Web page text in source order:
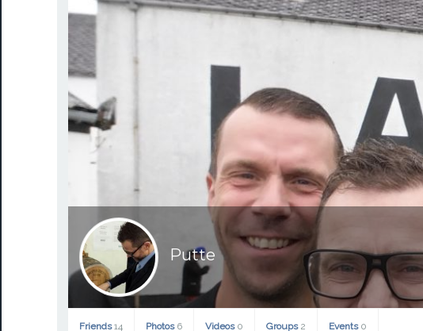
Putte
Friends14 Photos 6 Videos 0 Groups 2 Events 0